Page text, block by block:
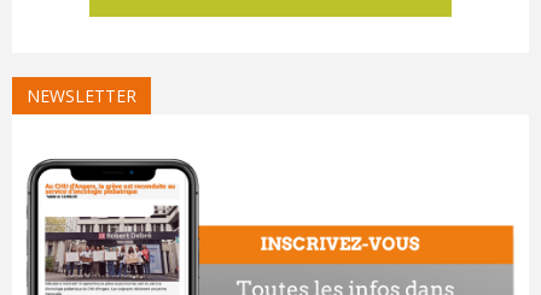
NEWSLETTER